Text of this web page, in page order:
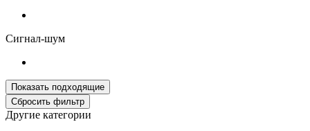
Сигнал-шум
Другие категории